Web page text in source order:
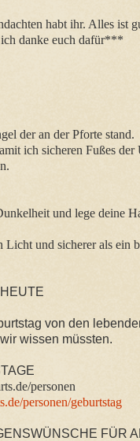
habt ihr. Alles ist
danke euch dafür***
der an der Pforte stand.
ich sicheren Fußes der
und lege deine
Licht und sicherer als ein
von den
wissen müssten.
personen
personen/geburtstag
FÜR